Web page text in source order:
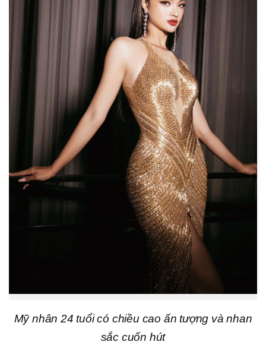
Mỹ nhân 24 tuổi có chiều cao ấn tượng và nhan
sắc cuốn hút